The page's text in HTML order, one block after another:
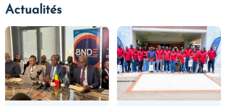
Actualités